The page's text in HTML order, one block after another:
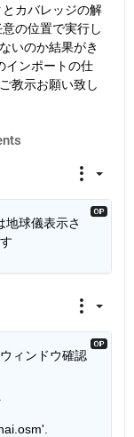
カバレッジの解
の位置で実行し
いのか結果がき
インポートの仕
教示お願い致し
地球儀表示さ
ィンドウ確認